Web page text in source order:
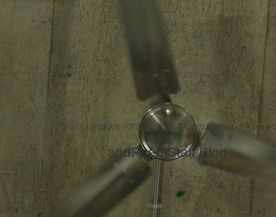
アンドフェブ の スタッフブログ 東京・高円寺のメンズセレクトショッ
andPheb Staff Blog